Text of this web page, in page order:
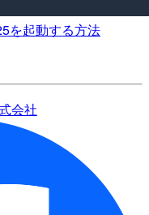
を起動する方法
会社